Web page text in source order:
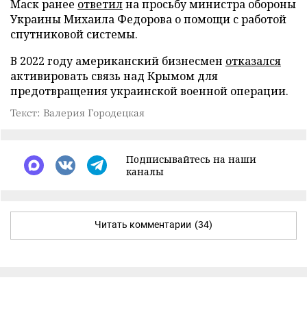
Маск ранее ответилна просьбу министра обороны
Украины Михаила Федорова о помощи с работой
спутниковой системы.
В 2022 году американский бизнесмен отказался
активировать связь над Крымом для
предотвращения украинской военной операции.
Текст: Валерия Городецкая
Подписывайтесь на наши
каналы
Читать комментарии (34)